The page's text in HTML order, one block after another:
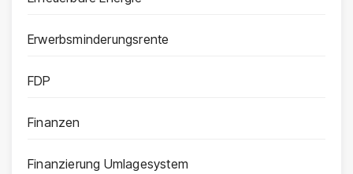
Erwerbsminderungsrente
FDP
Finanzen
Finanzierung Umlagesystem